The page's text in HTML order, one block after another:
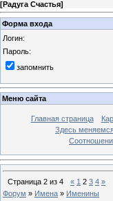
[Радуга Счастья]
Форма входа
Логин:
Пароль:
запомнить
Меню сайта
Главная страница
Здесь
Страница 2 из 4 « 1 2 3 4 »
Форум » Имена » Именины